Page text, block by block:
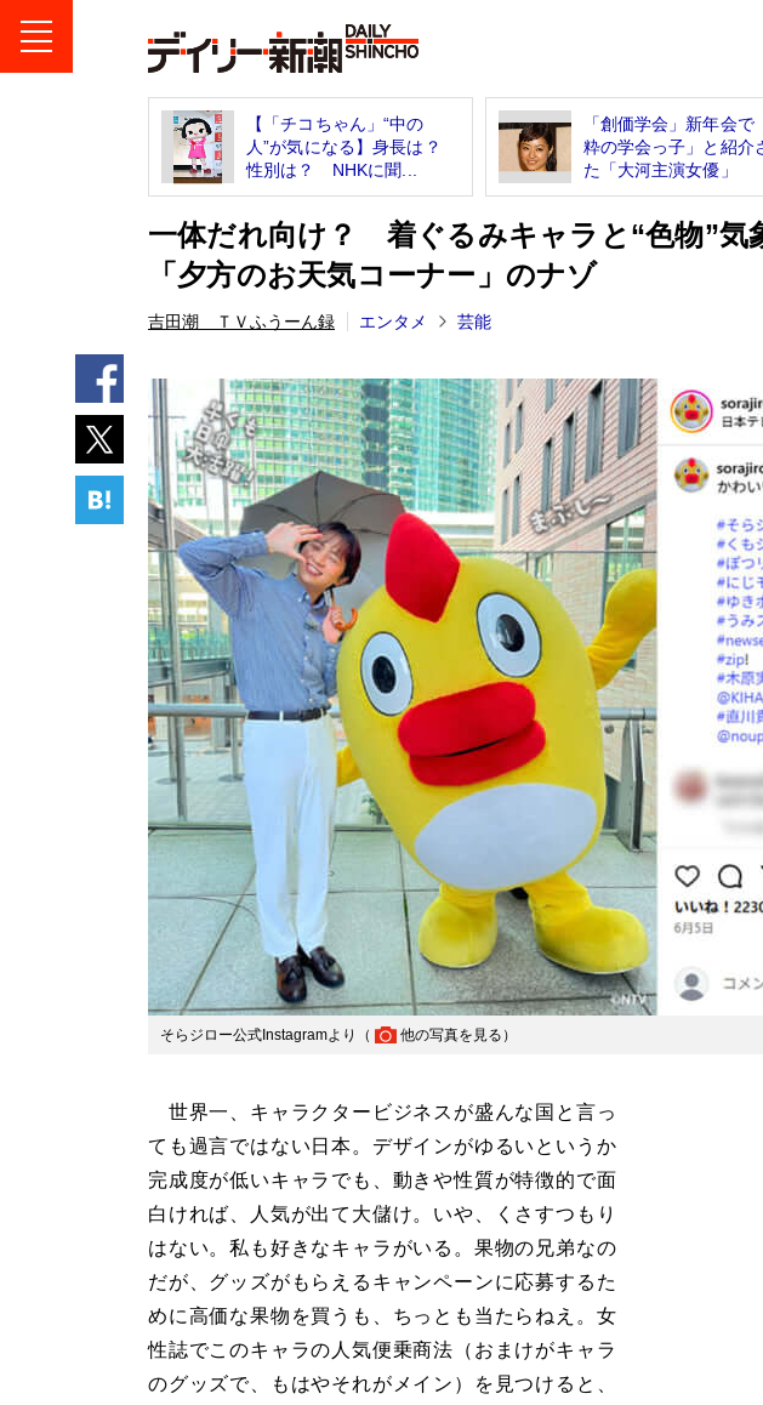
【「チコちゃん」“中の
人”が気になる】身長は？
性別は？ NHKに聞...
「創価学会」新年会で
粋の学会っ子」と紹介
た「大河主演女優」
一体だれ向け？ 着ぐるみキャラと“色物”気
「夕方のお天気コーナー」のナゾ
吉田潮 ＴＶふうーん録 エンタメ 芸能
そらジロー公式Instagramより（ 他の写真を見る ）
世界一、キャラクタービジネスが盛んな国と言っ
ても過言ではない日本。デザインがゆるいというか
完成度が低いキャラでも、動きや性質が特徴的で面
白ければ、人気が出て大儲け。いや、くさすつもり
はない。私も好きなキャラがいる。果物の兄弟なの
だが、グッズがもらえるキャンペーンに応募するた
めに高価な果物を買うも、ちっとも当たらねえ。女
性誌でこのキャラの人気便乗商法（おまけがキャラ
のグッズで、もはやそれがメイン）を見つけると、